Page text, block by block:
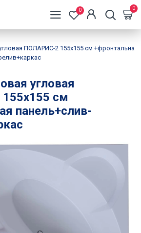
0 0
ПОЛАРИС-2 155х155 см +фронтальна
угловая
см
панель+слив-